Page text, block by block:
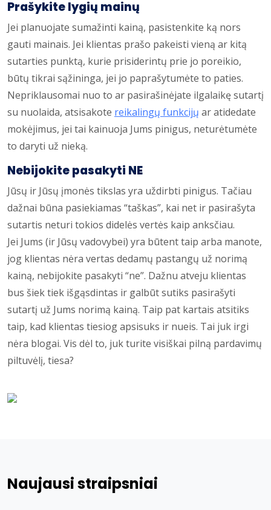
Prašykite lygių mainų
Jei planuojate sumažinti kainą, pasistenkite ką nors
gauti mainais. Jei klientas prašo pakeisti vieną ar kitą
sutarties punktą, kurie prisiderintų prie jo poreikio,
būtų tikrai sąžininga, jei jo paprašytumėte to paties.
Nepriklausomai nuo to ar pasirašinėjate ilgalaikę sutartį
su nuolaida, atsisakote reikalingų funkcijų ar atidedate
mokėjimus, jei tai kainuoja Jums pinigus, neturėtumėte
to daryti už nieką.
Nebijokite pasakyti NE
Jūsų ir Jūsų įmonės tikslas yra uždirbti pinigus. Tačiau
dažnai būna pasiekiamas “taškas”, kai net ir pasirašyta
sutartis neturi tokios didelės vertės kaip anksčiau.
Jei Jums (ir Jūsų vadovybei) yra būtent taip arba manote,
jog klientas nėra vertas dedamų pastangų už norimą
kainą, nebijokite pasakyti “ne”. Dažnu atveju klientas
bus šiek tiek išgąsdintas ir galbūt sutiks pasirašyti
sutartį už Jums norimą kainą. Taip pat kartais atsitiks
taip, kad klientas tiesiog apsisuks ir nueis. Tai juk irgi
nėra blogai. Vis dėl to, juk turite visiškai pilną pardavimų
piltuvėlį, tiesa?
Naujausi straipsniai